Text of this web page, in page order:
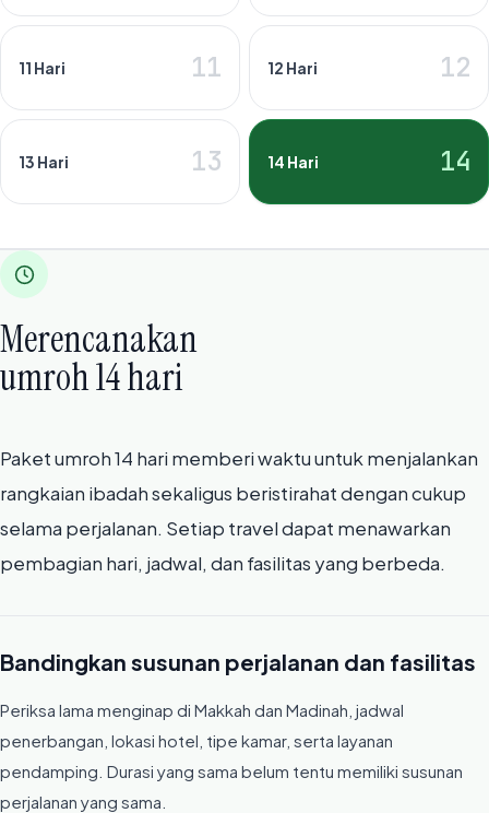
11 Hari 11 12 Hari 12
13 Hari 13 14 Hari 14
Merencanakan
umroh 14 hari
Paket umroh 14 hari memberi waktu untuk menjalankan
rangkaian ibadah sekaligus beristirahat dengan cukup
selama perjalanan. Setiap travel dapat menawarkan
pembagian hari, jadwal, dan fasilitas yang berbeda.
Bandingkan susunan perjalanan dan fasilitas
Periksa lama menginap di Makkah dan Madinah, jadwal
penerbangan, lokasi hotel, tipe kamar, serta layanan
pendamping. Durasi yang sama belum tentu memiliki susunan
perjalanan yang sama.